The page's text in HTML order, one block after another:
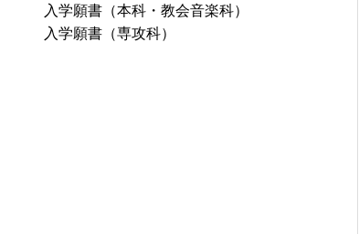
入学願書（本科・教会音楽科）
入学願書（専攻科）